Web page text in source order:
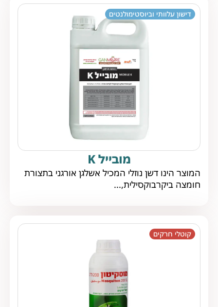
דישון עלוותי וביוסטימולנטים
מובייל K
המוצר הינו דשן נוזלי המכיל אשלגן אורגני בתצורת
חומצה ביקרבוקסילית,...
קוטלי חרקים